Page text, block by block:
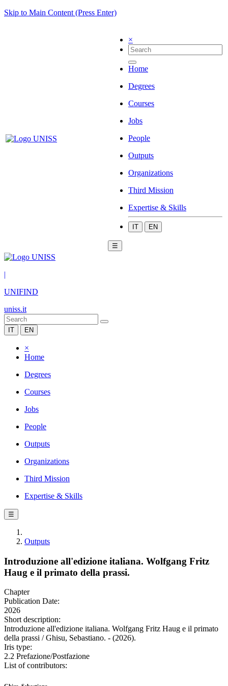
Skip to Main Content (Press Enter)
×
Home
Degrees
Courses
Jobs
People
Outputs
Organizations
Third Mission
Expertise & Skills
IT EN
☰
|
UNIFIND
uniss.it
IT EN
×
Home
Degrees
Courses
Jobs
People
Outputs
Organizations
Third Mission
Expertise & Skills
☰
Outputs
Introduzione all'edizione italiana. Wolfgang Fritz
Haug e il primato della prassi.
Chapter
Publication Date:
2026
Short description:
Introduzione all'edizione italiana. Wolfgang Fritz Haug e il primato
della prassi / Ghisu, Sebastiano. - (2026).
Iris type:
2.2 Prefazione/Postfazione
List of contributors: